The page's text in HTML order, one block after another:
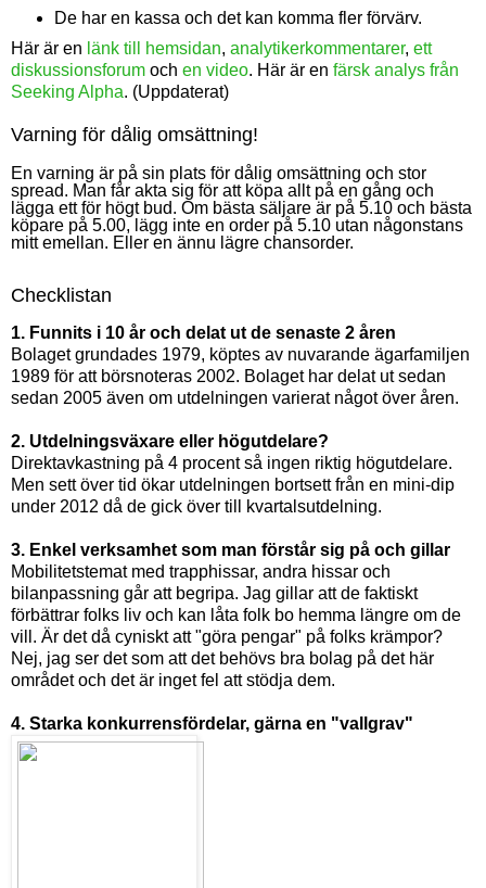
De har en kassa och det kan komma fler förvärv.
Här är en länk till hemsidan, analytikerkommentarer, ett
diskussionsforum och en video. Här är en färsk analys från
Seeking Alpha. (Uppdaterat)
Varning för dålig omsättning!
En varning är på sin plats för dålig omsättning och stor
spread. Man får akta sig för att köpa allt på en gång och
lägga ett för högt bud. Om bästa säljare är på 5.10 och bästa
köpare på 5.00, lägg inte en order på 5.10 utan någonstans
mitt emellan. Eller en ännu lägre chansorder.
Checklistan
1. Funnits i 10 år och delat ut de senaste 2 åren
Bolaget grundades 1979, köptes av nuvarande ägarfamiljen
1989 för att börsnoteras 2002. Bolaget har delat ut sedan
sedan 2005 även om utdelningen varierat något över åren.
2. Utdelningsväxare eller högutdelare?
Direktavkastning på 4 procent så ingen riktig högutdelare.
Men sett över tid ökar utdelningen bortsett från en mini-dip
under 2012 då de gick över till kvartalsutdelning.
3. Enkel verksamhet som man förstår sig på och gillar
Mobilitetstemat med trapphissar, andra hissar och
bilanpassning går att begripa. Jag gillar att de faktiskt
förbättrar folks liv och kan låta folk bo hemma längre om de
vill. Är det då cyniskt att "göra pengar" på folks krämpor?
Nej, jag ser det som att det behövs bra bolag på det här
området och det är inget fel att stödja dem.
4. Starka konkurrensfördelar, gärna en "vallgrav"